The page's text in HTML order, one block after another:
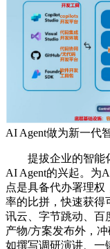
AI Agent做为新一代
提拔企业的智能化
AI Agent的兴起。为
点是具备代办署理权
率的比拼，快速获得
讯云、字节跳动、百
产物/方案发布外，
如撰写调研演讲、一